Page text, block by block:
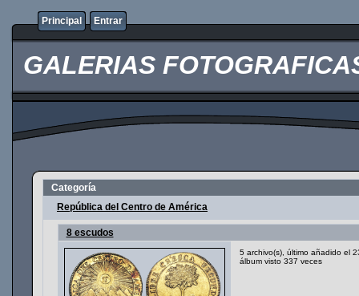
Principal Entrar
GALERIAS
Categoría
República del Centro de América
8 escudos
5 archivo(s), último añadido el
álbum visto 337 veces